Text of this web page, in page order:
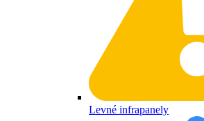
Levné infrapanely